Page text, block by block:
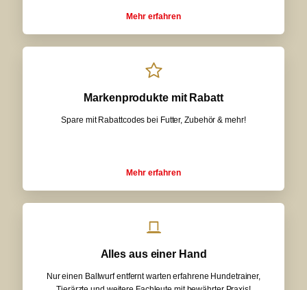
Mehr erfahren
Markenprodukte mit Rabatt
Spare mit Rabattcodes bei Futter, Zubehör & mehr!
Mehr erfahren
Alles aus einer Hand
Nur einen Ballwurf entfernt warten erfahrene Hundetrainer,